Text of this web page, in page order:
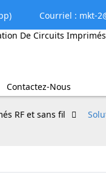
Courriel : mkt-
De Circuits Imprimés
Contactez-Nous
RF et sans fil